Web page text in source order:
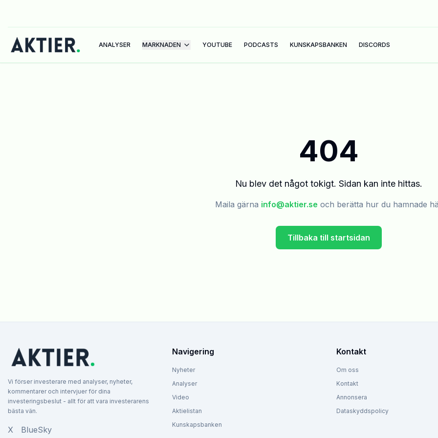
ANALYSER MARKNADEN YOUTUBE PODCASTS KUNSKAPSBANKEN DISCORDS
404
Nu blev det något tokigt. Sidan kan inte hittas.
Maila gärna info@aktier.se och berätta hur du hamnade
Tillbaka till startsidan
Vi förser investerare med analyser, nyheter,
kommentarer och intervjuer för dina
investeringsbeslut - allt för att vara investerarens
bästa vän.
X BlueSky
Navigering
Nyheter
Analyser
Video
Aktielistan
Kunskapsbanken
Kontakt
Om oss
Kontakt
Annonsera
Dataskyddspolicy